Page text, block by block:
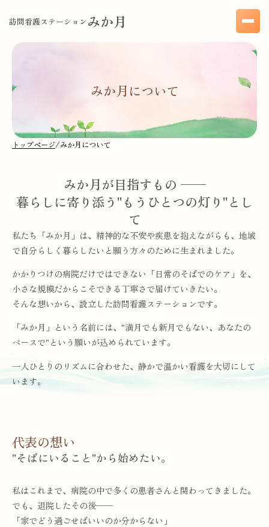
訪問看護ステーション みか月
みか月について
トップページ/みか月について
みか月が目指すもの ──
暮らしに寄り添う"もうひとつの灯り"とし
て
私たち「みか月」は、精神的な不安や疾患を抱えながらも、地域
で自分らしく暮らしたいと願う方々のために生まれました。
かかりつけの病院だけではできない「日常のそばでのケア」を、
小さな規模だからこそできる丁寧さで届けていきたい。
そんな想いから、設立した訪問看護ステーションです。
「みか月」という名前には、"満月でも新月でもない、あなたの
ペースで"という願いが込められています。
一人ひとりのリズムに合わせた、静かで温かい看護を大切にして
います。
代表の想い
"そばにいること"から始めたい。
私はこれまで、病院の中で多くの患者さんと関わってきました。
でも、退院したその後──
「家でどう過ごせばいいのか分からない」